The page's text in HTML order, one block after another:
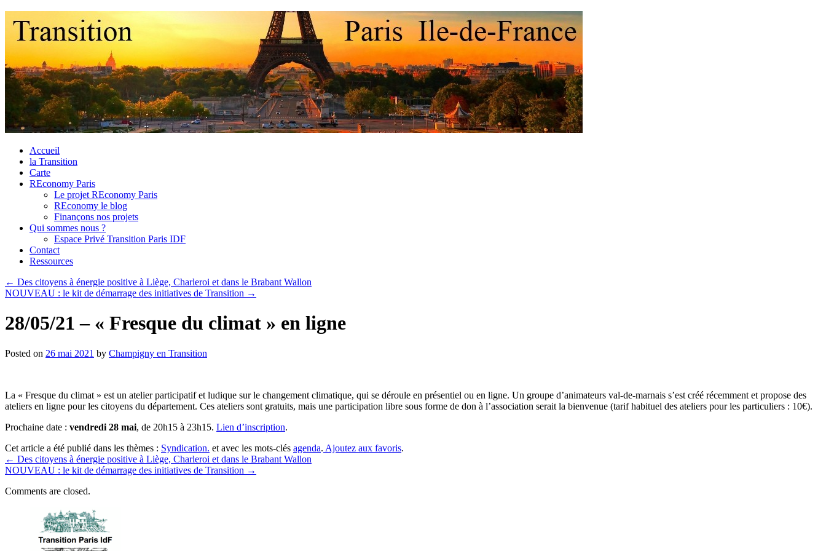
Skip
content
Accueil
la Transition
Carte
REconomy Paris
Le projet REconomy Paris
REconomy le blog
Finançons nos projets
Qui sommes nous ?
Espace Privé Transition Paris IDF
Contact
Ressources
← Des citoyens à énergie positive à Liège, Charleroi et dans le Brabant Wallon
NOUVEAU : le kit de démarrage des initiatives de Transition →
28/05/21 – « Fresque du climat » en ligne
Posted on 26 mai 2021 by Champigny en Transition
La « Fresque du climat » est un atelier participatif et ludique sur le changement climatique, qui se déroule en présentiel ou en ligne. Un groupe d’animateurs val-de-marnais s’est créé récemment et propose des
ateliers en ligne pour les citoyens du département. Ces ateliers sont gratuits, mais une participation libre sous forme de don à l’association serait la bienvenue (tarif habituel des ateliers pour les particuliers : 10€).
Prochaine date : vendredi 28 mai, de 20h15 à 23h15. Lien d’inscription.
Cet article a été publié dans les thèmes : Syndication. et avec les mots-clés agenda. Ajoutez aux favoris.
← Des citoyens à énergie positive à Liège, Charleroi et dans le Brabant Wallon
NOUVEAU : le kit de démarrage des initiatives de Transition →
Comments are closed.